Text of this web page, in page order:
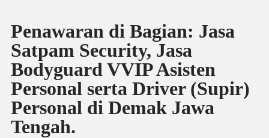
Penawaran di Bagian: Jasa
Satpam Security, Jasa
Bodyguard VVIP Asisten
Personal serta Driver (Supir)
Personal di Demak Jawa
Tengah.